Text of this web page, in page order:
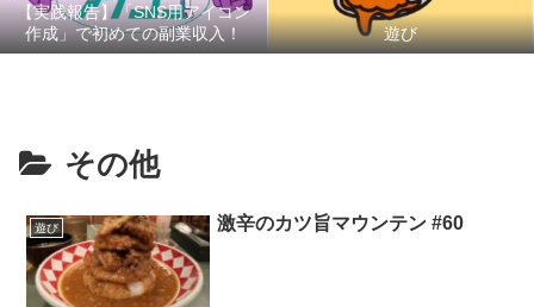
【実践報告】「SNS用アイコン
作成」で初めての副業収入！
遊び
その他
遊び 激辛のカツ旨マウンテン #60